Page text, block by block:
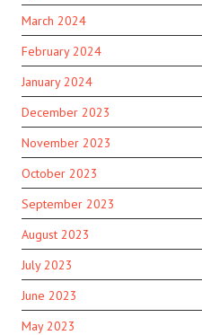
March 2024
February 2024
January 2024
December 2023
November 2023
October 2023
September 2023
August 2023
July 2023
June 2023
May 2023